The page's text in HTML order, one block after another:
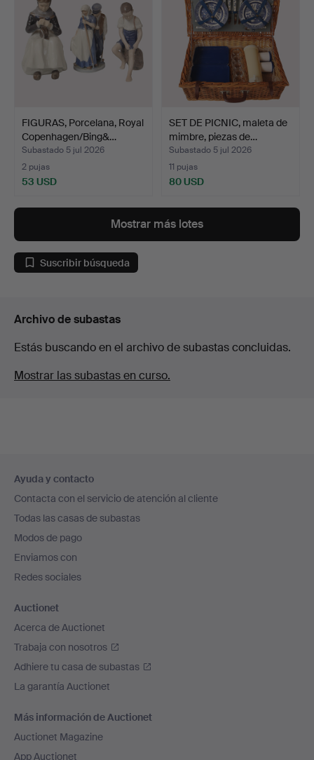
FIGURAS, Porcelana, Royal
Copenhagen/Bing&…
Subastado 5 jul 2026
2 pujas
53 USD
SET DE PICNIC, maleta de
mimbre, piezas de…
Subastado 5 jul 2026
11 pujas
80 USD
Mostrar más lotes
Suscribir búsqueda
Archivo de subastas
Estás buscando en el archivo de subastas concluidas.
Mostrar las subastas en curso.
en
el
pie
de
página
Ayuda y contacto
Contacta con el servicio de atención al cliente
Todas las casas de subastas
Modos de pago
Enviamos con
Redes sociales
Auctionet
Acerca de Auctionet
Trabaja con nosotros
Adhiere tu casa de subastas
La garantía Auctionet
Más información de Auctionet
Auctionet Magazine
App Auctionet